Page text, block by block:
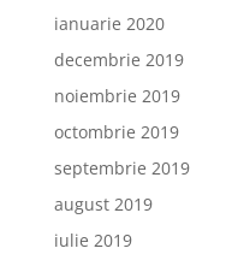
ianuarie 2020
decembrie 2019
noiembrie 2019
octombrie 2019
septembrie 2019
august 2019
iulie 2019